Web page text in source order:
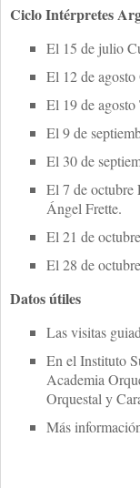
Ciclo Intérpretes
El 15 de julio
El 12 de
El 19 de
El 9 de
El 30 de
El 7 de octubre
Ángel Frette.
El 21 de
El 28 de
Datos útiles
Las visitas
En el Instituto
Academia
Orquestal y
Más